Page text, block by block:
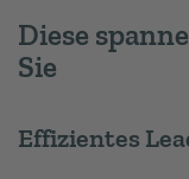
Diese
Sie
Effizientes